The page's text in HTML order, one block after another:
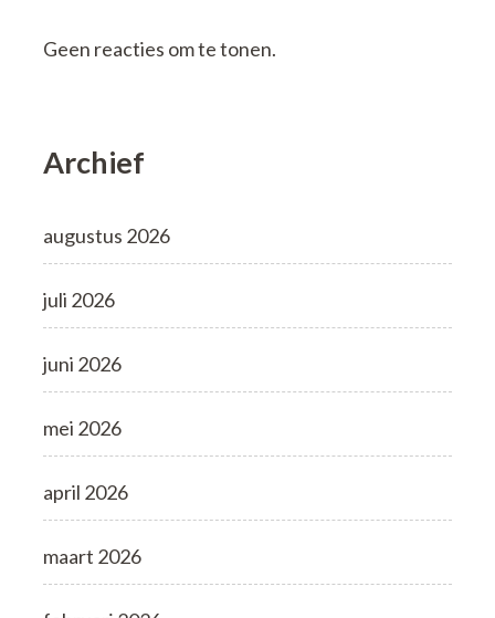
Geen reacties om te tonen.
Archief
augustus 2026
juli 2026
juni 2026
mei 2026
april 2026
maart 2026